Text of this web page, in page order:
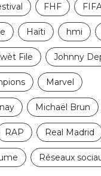
FHF
Haïti hmi
File Johnny
Marvel
Michaël Brun
RAP Real Madrid
Réseaux